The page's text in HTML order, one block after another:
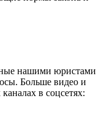
нашими юристами
Больше видео и
в соцсетях: